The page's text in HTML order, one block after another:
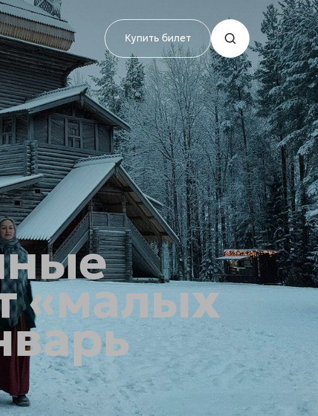
«малых
Купить билет